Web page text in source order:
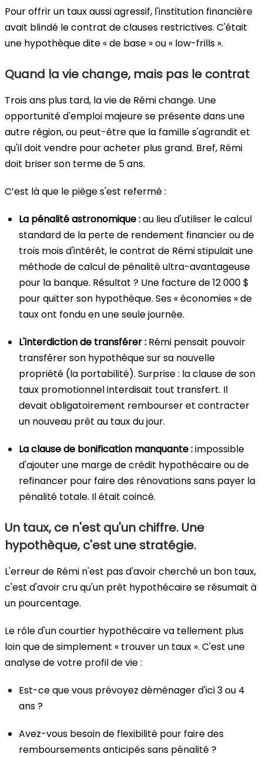
Pour offrir un taux aussi agressif, l'institution financière
avait blindé le contrat de clauses restrictives. C'était
une hypothèque dite « de base » ou « low-frills ».
Quand la vie change, mais pas le contrat
Trois ans plus tard, la vie de Rémi change. Une
opportunité d'emploi majeure se présente dans une
autre région, ou peut-être que la famille s'agrandit et
qu'il doit vendre pour acheter plus grand. Bref, Rémi
doit briser son terme de 5 ans.
C’est là que le piège s'est refermé :
La pénalité astronomique :au lieu d'utiliser le calcul
standard de la perte de rendement financier ou de
trois mois d'intérêt, le contrat de Rémi stipulait une
méthode de calcul de pénalité ultra-avantageuse
pour la banque. Résultat ? Une facture de 12 000 $
pour quitter son hypothèque. Ses « économies » de
taux ont fondu en une seule journée.
L'interdiction de transférer : Rémi pensait pouvoir
transférer son hypothèque sur sa nouvelle
propriété (la portabilité). Surprise : la clause de son
taux promotionnel interdisait tout transfert. Il
devait obligatoirement rembourser et contracter
un nouveau prêt au taux du jour.
La clause de bonification manquante :impossible
d'ajouter une marge de crédit hypothécaire ou de
refinancer pour faire des rénovations sans payer la
pénalité totale. Il était coincé.
Un taux, ce n'est qu'un chiffre. Une
hypothèque, c'est une stratégie.
L'erreur de Rémi n'est pas d'avoir cherché un bon taux,
c'est d'avoir cru qu'un prêt hypothécaire se résumait à
un pourcentage.
Le rôle d'un courtier hypothécaire va tellement plus
loin que de simplement « trouver un taux ». C'est une
analyse de votre profil de vie :
Est-ce que vous prévoyez déménager d'ici 3 ou 4
ans ?
Avez-vous besoin de flexibilité pour faire des
remboursements anticipés sans pénalité ?